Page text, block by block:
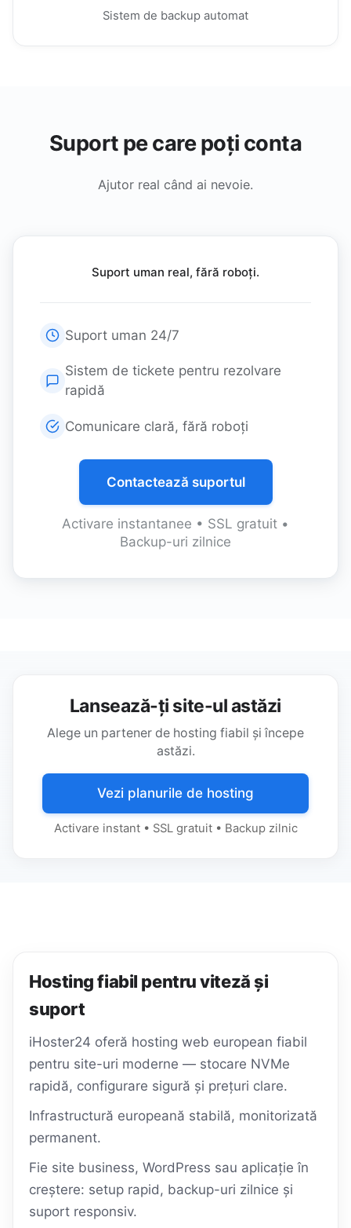
Sistem de backup automat
Suport pe care poți conta
Ajutor real când ai nevoie.
Suport uman real, fără roboți.
Suport uman 24/7
Sistem de tickete pentru rezolvare
rapidă
Comunicare clară, fără roboți
Contactează suportul
Activare instantanee • SSL gratuit •
Backup-uri zilnice
Lansează-ți site-ul astăzi
Alege un partener de hosting fiabil și începe
astăzi.
Vezi planurile de hosting
Activare instant • SSL gratuit • Backup zilnic
Hosting fiabil pentru viteză și
suport
iHoster24 oferă hosting web european fiabil
pentru site-uri moderne — stocare NVMe
rapidă, configurare sigură și prețuri clare.
Infrastructură europeană stabilă, monitorizată
permanent.
Fie site business, WordPress sau aplicație în
creștere: setup rapid, backup-uri zilnice și
suport responsiv.